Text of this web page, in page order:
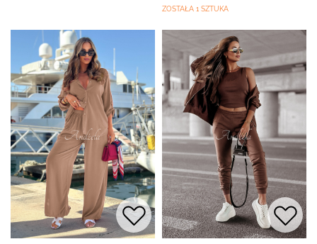
ZOSTAŁA 1 SZTUKA